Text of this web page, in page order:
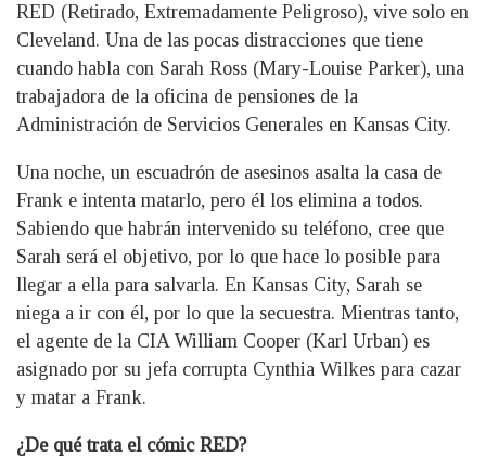
RED (Retirado, Extremadamente Peligroso), vive solo en
Cleveland. Una de las pocas distracciones que tiene
cuando habla con Sarah Ross (Mary-Louise Parker), una
trabajadora de la oficina de pensiones de la
Administración de Servicios Generales en Kansas City.
Una noche, un escuadrón de asesinos asalta la casa de
Frank e intenta matarlo, pero él los elimina a todos.
Sabiendo que habrán intervenido su teléfono, cree que
Sarah será el objetivo, por lo que hace lo posible para
llegar a ella para salvarla. En Kansas City, Sarah se
niega a ir con él, por lo que la secuestra. Mientras tanto,
el agente de la CIA William Cooper (Karl Urban) es
asignado por su jefa corrupta Cynthia Wilkes para cazar
y matar a Frank.
¿De qué trata el cómic RED?